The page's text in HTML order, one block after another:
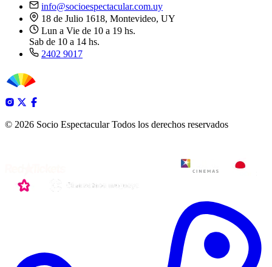
info@socioespectacular.com.uy
18 de Julio 1618, Montevideo, UY
Lun a Vie de 10 a 19 hs.
Sab de 10 a 14 hs.
2402 9017
© 2026 Socio Espectacular Todos los derechos reservados